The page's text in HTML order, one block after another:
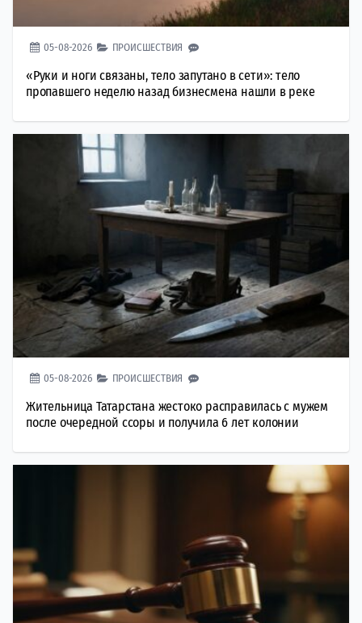
05-08-2026 ПРОИСШЕСТВИЯ
«Руки и ноги связаны, тело запутано в сети»: тело
пропавшего неделю назад бизнесмена нашли в реке
05-08-2026 ПРОИСШЕСТВИЯ
Жительница Татарстана жестоко расправилась с мужем
после очередной ссоры и получила 6 лет колонии